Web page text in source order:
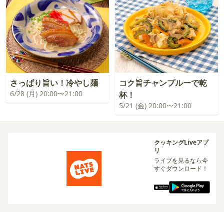
さっぱり旨い！冷やし麺
6/28 (月) 20:00〜21:00
コク旨チャンプルーで乾
杯！
5/21 (金) 20:00〜21:00
クッキングLiveアプ
リ
ライブを見るなら今
すぐダウンロード！